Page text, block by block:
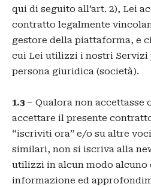
qui di seguito all’art. 2), Lei
contratto legalmente
gestore della piattaforma, e
cui Lei utilizzi i nostri Servizi
persona giuridica (società).
1.3 – Qualora non accettasse
accettare il presente
“iscriviti ora” e/o su altre
similari, non si iscriva alla
utilizzi in alcun modo alcuno
informazione ed